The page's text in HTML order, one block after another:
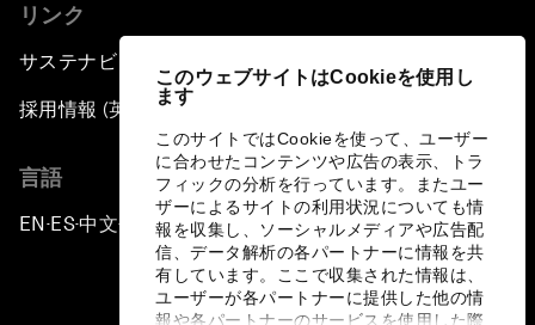
このウェブサイトはCookieを使用し
ます
このサイトではCookieを使って、ユーザー
に合わせたコンテンツや広告の表示、トラ
フィックの分析を行っています。またユー
ザーによるサイトの利用状況についても情
報を収集し、ソーシャルメディアや広告配
信、データ解析の各パートナーに情報を共
有しています。ここで収集された情報は、
ユーザーが各パートナーに提供した他の情
報や各パートナーのサービスを使用した際
リンク
サステナビリティへの取り組み
採用情報 (英語のみ)
言語
EN ▪ES▪中文▪ 日本語